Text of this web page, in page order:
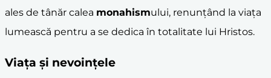
ales de tânăr calea monahismului, renunțând la viața
lumească pentru a se dedica în totalitate lui Hristos.
Viața și nevoințele